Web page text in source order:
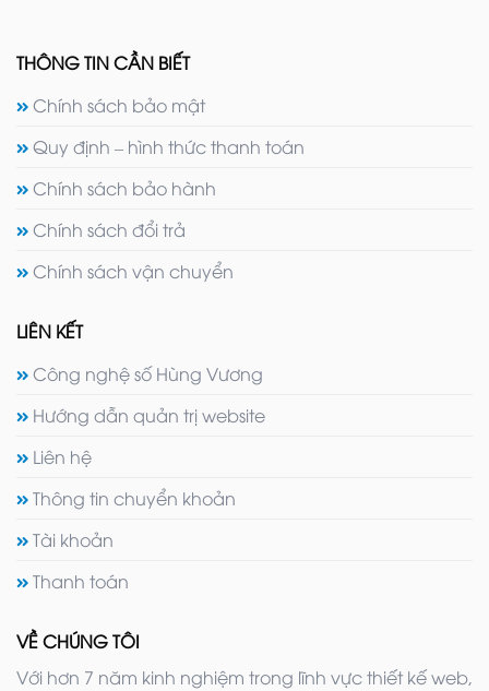
THÔNG TIN CẦN BIẾT
Chính sách bảo mật
Quy định – hình thức thanh toán
Chính sách bảo hành
Chính sách đổi trả
Chính sách vận chuyển
LIÊN KẾT
Công nghệ số Hùng Vương
Hướng dẫn quản trị website
Liên hệ
Thông tin chuyển khoản
Tài khoản
Thanh toán
VỀ CHÚNG TÔI
Với hơn 7 năm kinh nghiệm trong lĩnh vực thiết kế web,